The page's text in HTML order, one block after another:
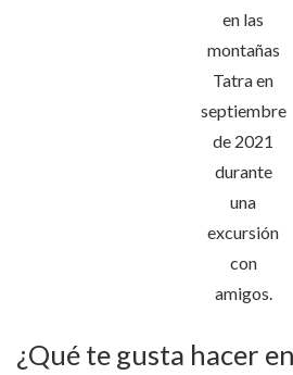
en las
montañas
Tatra en
septiembre
de 2021
durante
una
excursión
con
amigos.
¿Qué te gusta hacer